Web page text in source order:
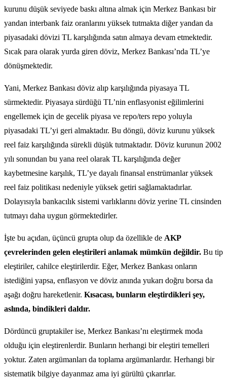
kurunu düşük seviyede baskı altına almak için Merkez Bankası bir
yandan interbank faiz oranlarını yüksek tutmakta diğer yandan da
piyasadaki dövizi TL karşılığında satın almaya devam etmektedir.
Sıcak para olarak yurda giren döviz, Merkez Bankası’nda TL’ye
dönüşmektedir.
Yani, Merkez Bankası döviz alıp karşılığında piyasaya TL
sürmektedir. Piyasaya sürdüğü TL’nin enflasyonist eğilimlerini
engellemek için de gecelik piyasa ve repo/ters repo yoluyla
piyasadaki TL’yi geri almaktadır. Bu döngü, döviz kurunu yüksek
reel faiz karşılığında sürekli düşük tutmaktadır. Döviz kurunun 2002
yılı sonundan bu yana reel olarak TL karşılığında değer
kaybetmesine karşılık, TL’ye dayalı finansal enstrümanlar yüksek
reel faiz politikası nedeniyle yüksek getiri sağlamaktadırlar.
Dolayısıyla bankacılık sistemi varlıklarını döviz yerine TL cinsinden
tutmayı daha uygun görmektedirler.
İşte bu açıdan, üçüncü grupta olup da özellikle de AKP
çevrelerinden gelen eleştirileri anlamak mümkün değildir. Bu tip
eleştiriler, cahilce eleştirilerdir. Eğer, Merkez Bankası onların
istediğini yapsa, enflasyon ve döviz anında yukarı doğru borsa da
aşağı doğru hareketlenir. Kısacası, bunların eleştirdikleri şey,
aslında, bindikleri daldır.
Dördüncü gruptakiler ise, Merkez Bankası’nı eleştirmek moda
olduğu için eleştirenlerdir. Bunların herhangi bir eleştiri temelleri
yoktur. Zaten argümanları da toplama argümanlardır. Herhangi bir
sistematik bilgiye dayanmaz ama iyi gürültü çıkarırlar.